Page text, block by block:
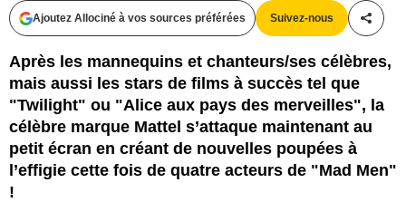
Ajoutez Allociné à vos sources préférées Suivez-nous
Après les mannequins et chanteurs/ses célèbres,
mais aussi les stars de films à succès tel que
"Twilight" ou "Alice aux pays des merveilles", la
célèbre marque Mattel s’attaque maintenant au
petit écran en créant de nouvelles poupées à
l’effigie cette fois de quatre acteurs de "Mad Men"
!